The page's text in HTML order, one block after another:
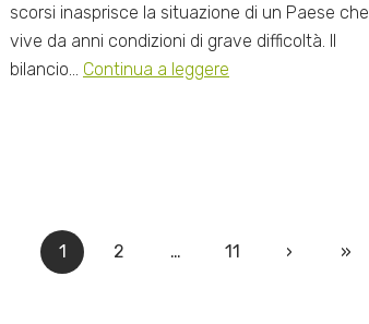
scorsi inasprisce la situazione di un Paese che
vive da anni condizioni di grave difficoltà. Il
bilancio… Continua a leggere
1 2 … 11 › »